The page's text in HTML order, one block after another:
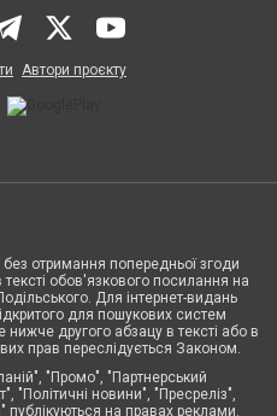
Автори проєкту
отримання попередньої згоди
обов'язкового посилання на
Для інтернет-видань
для пошукових систем
нижче другого абзацу в тексті або в
прав переслідується Законом.
"Промо", "Партнерський
"Політичні новини", "Пресреліз",
публікуються на правах реклами.